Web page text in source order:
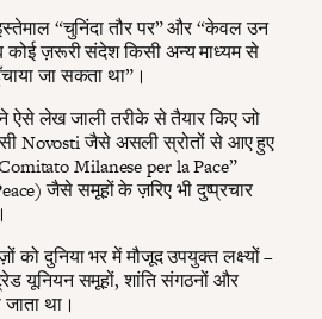
“चुनिंदा तौर पर” और “केवल उन
कोई ज़रूरी संदेश किसी अन्य माध्यम से
जा सकता था”।
ऐसे लेख जाली तरीके से तैयार किए जो
Novosti जैसे असली स्रोतों से आए हुए
Milanese per la Pace”
जैसे समूहों के ज़रिए भी दुष्प्रचार
को दुनिया भर में मौजूद उपयुक्त लक्ष्यों –
यूनियन समूहों, शांति संगठनों और
था।